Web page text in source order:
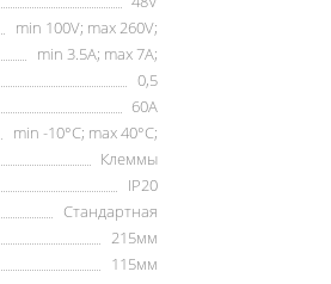
min 100V; max 260V;
min 3.5А; max 7А;
0,5
60А
min -10°C; max 40°C;
Клеммы
IP20
Стандартная
215мм
115мм